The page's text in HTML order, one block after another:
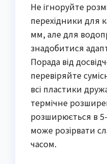
Не ігноруйте
перехідники для
мм, але для
знадобитися
Порада від
перевіряйте
всі пластики
термічне
розширюється в
може розірвати
часом.